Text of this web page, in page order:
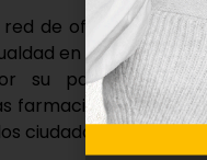
de oficinas de
en el acceso a
su parte, Rafael
farmacias rurales es
ciudadanos de